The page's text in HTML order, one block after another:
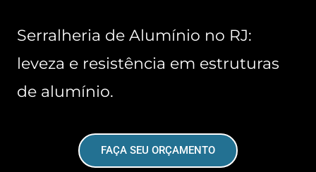
Serralheria de Alumínio no RJ:
leveza e resistência em estruturas
de alumínio.
FAÇA SEU ORÇAMENTO